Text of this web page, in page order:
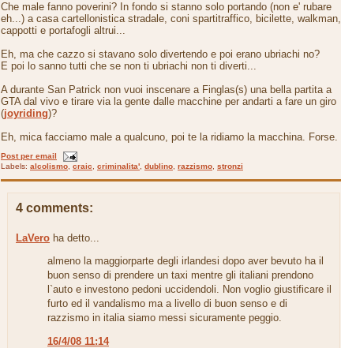
Che male fanno poverini? In fondo si stanno solo portando (non e' rubare
eh...) a casa cartellonistica stradale, coni spartitraffico, bicilette, walkman,
cappotti e portafogli altrui...
Eh, ma che cazzo si stavano solo divertendo e poi erano ubriachi no?
E poi lo sanno tutti che se non ti ubriachi non ti diverti...
A durante San Patrick non vuoi inscenare a Finglas(s) una bella partita a
GTA dal vivo e tirare via la gente dalle macchine per andarti a fare un giro
(joyriding)?
Eh, mica facciamo male a qualcuno, poi te la ridiamo la macchina. Forse.
Post per email
Labels: alcolismo craic criminalita' dublino razzismo stronzi
4 comments:
LaVero ha detto...
almeno la maggiorparte degli irlandesi dopo aver bevuto ha il
buon senso di prendere un taxi mentre gli italiani prendono
l`auto e investono pedoni uccidendoli. Non voglio giustificare il
furto ed il vandalismo ma a livello di buon senso e di
razzismo in italia siamo messi sicuramente peggio.
16/4/08 11:14